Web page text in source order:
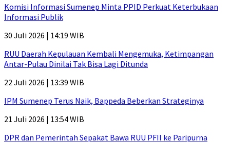
Komisi Informasi Sumenep Minta PPID Perkuat Keterbukaan
Informasi Publik
30 Juli 2026 | 14:19 WIB
RUU Daerah Kepulauan Kembali Mengemuka, Ketimpangan
Antar-Pulau Dinilai Tak Bisa Lagi Ditunda
22 Juli 2026 | 13:39 WIB
IPM Sumenep Terus Naik, Bappeda Beberkan Strateginya
21 Juli 2026 | 13:54 WIB
DPR dan Pemerintah Sepakat Bawa RUU PFII ke Paripurna